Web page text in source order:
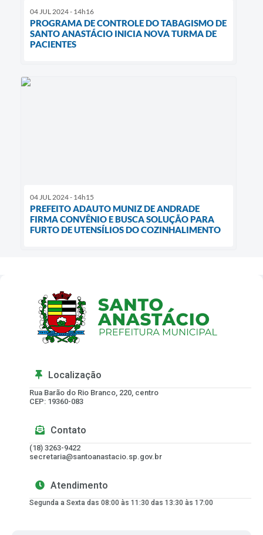
04 JUL 2024 - 14h16
PROGRAMA DE CONTROLE DO TABAGISMO DE
SANTO ANASTÁCIO INICIA NOVA TURMA DE
PACIENTES
04 JUL 2024 - 14h15
PREFEITO ADAUTO MUNIZ DE ANDRADE
FIRMA CONVÊNIO E BUSCA SOLUÇÃO PARA
FURTO DE UTENSÍLIOS DO COZINHALIMENTO
Localização
Rua Barão do Rio Branco, 220, centro
CEP: 19360-083
Contato
(18) 3263-9422
secretaria@santoanastacio.sp.gov.br
Atendimento
Segunda a Sexta das 08:00 às 11:30 das 13:30 às 17:00